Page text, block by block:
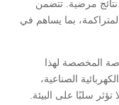
نتائج مرضية. تتضمن
بما يساهم في
المخصصة لهذا
الصناعية،
تؤثر سلبًا على البيئة.